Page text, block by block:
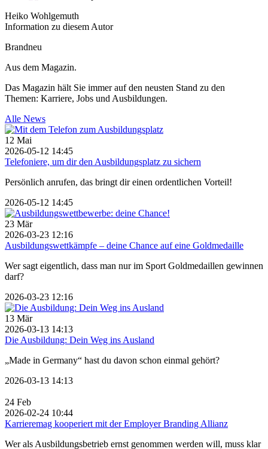
Heiko Wohlgemuth
Information zu diesem Autor
Brandneu
Aus dem Magazin.
Das Magazin hält Sie immer auf den neusten Stand zu den
Themen: Karriere, Jobs und Ausbildungen.
Alle News
12 Mai
2026-05-12 14:45
Telefoniere, um dir den Ausbildungsplatz zu sichern
Persönlich anrufen, das bringt dir einen ordentlichen Vorteil!
2026-05-12 14:45
23 Mär
2026-03-23 12:16
Ausbildungswettkämpfe – deine Chance auf eine Goldmedaille
Wer sagt eigentlich, dass man nur im Sport Goldmedaillen gewinnen
darf?
2026-03-23 12:16
13 Mär
2026-03-13 14:13
Die Ausbildung: Dein Weg ins Ausland
„Made in Germany“ hast du davon schon einmal gehört?
2026-03-13 14:13
24 Feb
2026-02-24 10:44
Karrieremag kooperiert mit der Employer Branding Allianz
Wer als Ausbildungsbetrieb ernst genommen werden will, muss klar